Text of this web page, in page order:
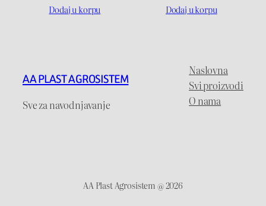
Dodaj u korpu Dodaj u korpu
AA PLAST AGROSISTEM
Sve za navodnjavanje
Naslovna
Svi proizvodi
O nama
AA Plast Agrosistem @ 2026